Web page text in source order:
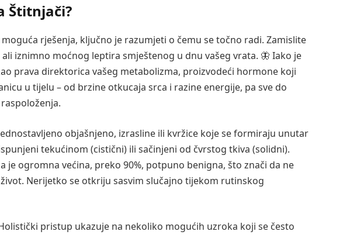
Štitnjači?
rješenja, ključno je razumjeti o čemu se točno radi. Zamislite
iznimno moćnog leptira smještenog u dnu vašeg vrata. 🦋 Iako je
prava direktorica vašeg metabolizma, proizvodeći hormone koji
u tijelu – od brzine otkucaja srca i razine energije, pa sve do
objašnjeno, izrasline ili kvržice koje se formiraju unutar
tekućinom (cistični) ili sačinjeni od čvrstog tkiva (solidni).
je ogromna većina, preko 90%, potpuno benigna, što znači da ne
Nerijetko se otkriju sasvim slučajno tijekom rutinskog
pristup ukazuje na nekoliko mogućih uzroka koji se često